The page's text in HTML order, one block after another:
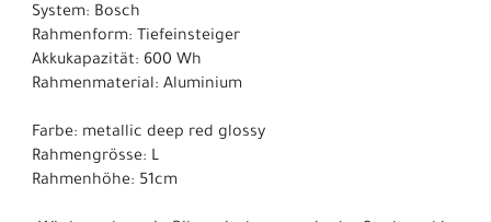
System: Bosch
Rahmenform: Tiefeinsteiger
Akkukapazität: 600 Wh
Rahmenmaterial: Aluminium
Farbe: metallic deep red glossy
Rahmengrösse: L
Rahmenhöhe: 51cm